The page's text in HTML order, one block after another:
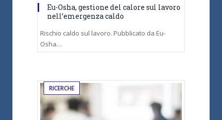
Eu-Osha, gestione del calore sul lavoro
nell’emergenza caldo
Rischio caldo sul lavoro. Pubblicato da Eu-
Osha…
RICERCHE